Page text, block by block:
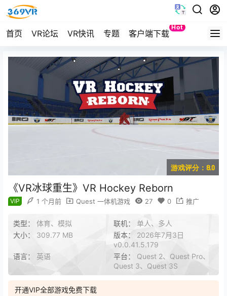
首页 VR论坛 VR快讯 专题 客户端下载
Hot
Quest
游戏评分：8.0
《VR冰球重生》VR Hockey Reborn
VIP 1 个月前 Quest 一体机游戏 27 0 推广
类型： 体育、模拟 联机： 单人、多人
大小： 309.77 MB 版本： 2026年7月3日
v0.0.41.5.179
语言： 英语 平台： Quest 2、Quest Pro、
Quest 3、Quest 3S
开通VIP全部游戏免费下载